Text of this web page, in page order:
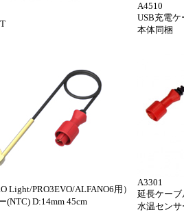
A4510
USB充電ケ
本体同梱
Light/PRO3EVO/ALFANO6用）
(NTC) D:14mm 45cm
A3301
延長ケーブ
水温センサ